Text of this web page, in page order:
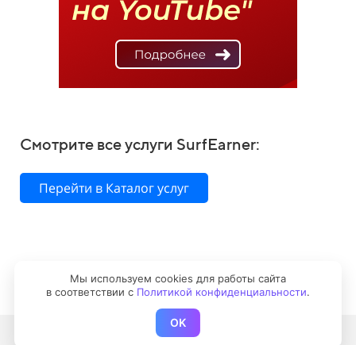
Мы используем cookies для работы сайта
в соответствии с Политикой конфиденциальности.
OK
Смотрите все услуги SurfEarner:
Перейти в Каталог услуг
организацией и запрещены в РФ, **Социальная сеть запрещена в
Заказать голоса